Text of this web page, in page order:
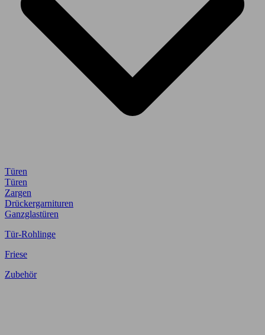
Türen
Türen
Zargen
Drückergarnituren
Ganzglastüren
Tür-Rohlinge
Friese
Zubehör